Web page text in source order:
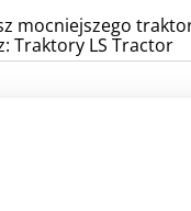
mocniejszego
Traktory LS Tractor